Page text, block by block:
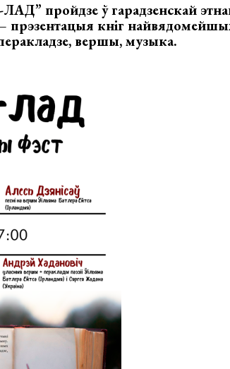
пройдзе ў гарадзенскай
прэзентацыя кніг
вершы, музыка.